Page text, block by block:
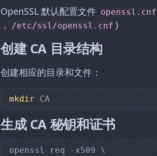
OpenSSL 默认配置文件 openssl.cnf
， /etc/ssl/openssl.cnf )
创建 CA 目录结构
创建相应的目录和文件：
mkdir
生成 CA 秘钥和证书
openssl req -x509 \